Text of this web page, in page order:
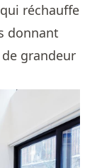
réchauffe
donnant
grandeur